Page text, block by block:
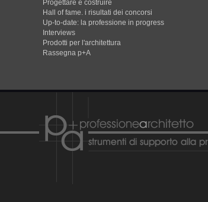
Progettare e costruire
Hall of fame. i risultati dei concorsi
Up-to-date: la professione in progress
Interviews
Prodotti per l'architettura
Rassegna p+A